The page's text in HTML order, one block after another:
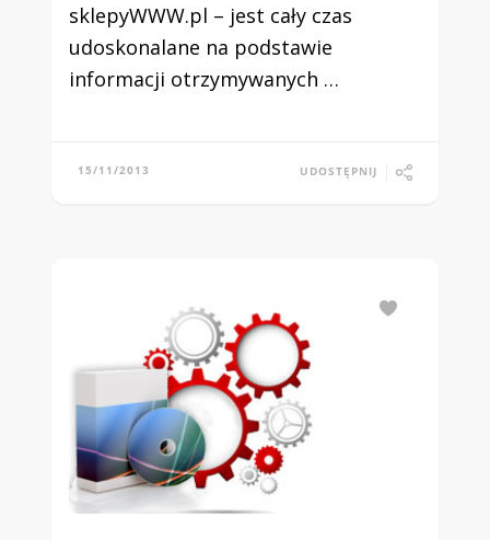
sklepyWWW.pl – jest cały czas
udoskonalane na podstawie
informacji otrzymywanych …
15/11/2013 UDOSTĘPNIJ